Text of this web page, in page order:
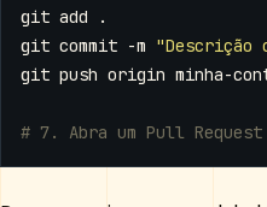
git commit -m "Descrição
# 7. Abra um Pull Request